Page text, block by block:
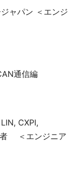
ャパン ＜エンジ
通信編
CXPI,
者 ＜エンジニア